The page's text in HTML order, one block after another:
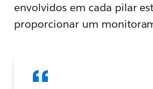
envolvidos em cada pilar
proporcionar um